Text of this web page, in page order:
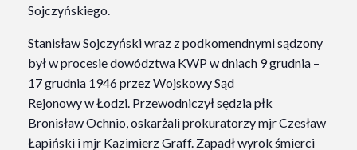
Sojczyńskiego.
Stanisław Sojczyński wraz z podkomendnymi sądzony
był w procesie dowództwa KWP w dniach 9 grudnia –
17 grudnia 1946 przez Wojskowy Sąd
Rejonowy w Łodzi. Przewodniczył sędzia płk
Bronisław Ochnio, oskarżali prokuratorzy mjr Czesław
Łapiński i mjr Kazimierz Graff. Zapadł wyrok śmierci